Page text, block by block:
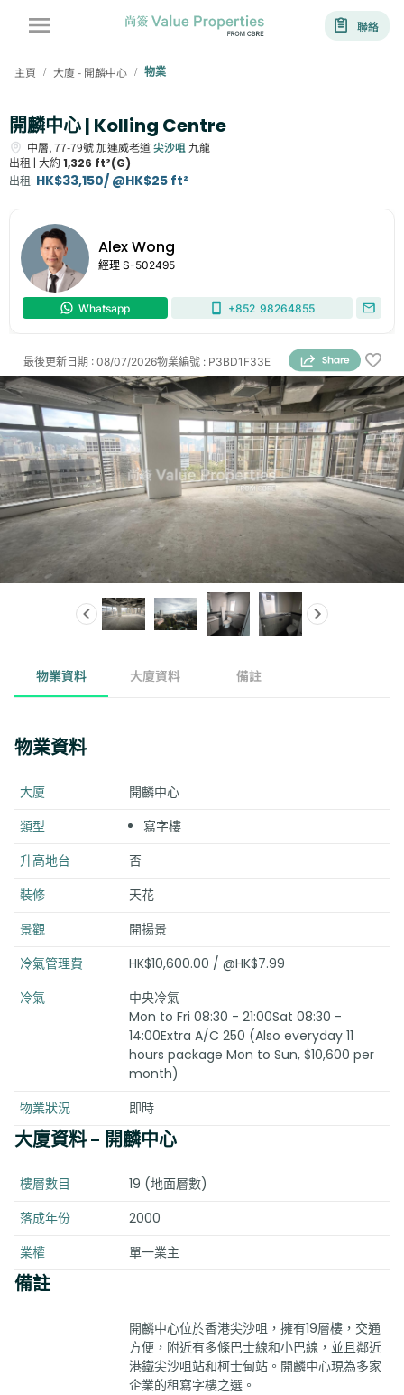
聯絡
主頁 / 大廈 - 開麟中心 / 物業
開麟中心 | Kolling Centre
中層,77-79號加連威老道尖沙咀 九龍
出租 | 大約 1,326 ft²(G)
出租: HK$33,150/ @HK$25 ft²
Alex Wong
經理 S-502495
Whatsapp +852 98264855
物業編號 : P3BD1F33E
最後更新日期 : 08/07/2026
物業資料 大廈資料 備註
物業資料
大廈
開麟中心
類型
寫字樓
升高地台
否
裝修
天花
景觀
開揚景
冷氣管理費
HK$10,600.00 / @HK$7.99
冷氣
中央冷氣
Mon to Fri 08:30 - 21:00Sat 08:30 -
14:00Extra A/C 250 (Also everyday 11
hours package Mon to Sun, $10,600 per
month)
物業狀況
即時
大廈資料- 開麟中心
樓層數目
19 (地面層數)
落成年份
2000
業權
單一業主
備註
開麟中心位於香港尖沙咀，擁有19層樓，交通
方便，附近有多條巴士線和小巴線，並且鄰近
港鐵尖沙咀站和柯士甸站。開麟中心現為多家
企業的租寫字樓之選。